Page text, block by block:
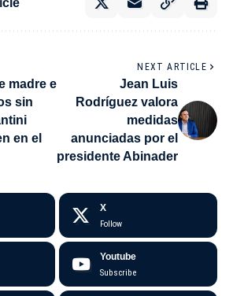
madre e
sin
en el
NEXT ARTICLE
Jean Luis
Rodríguez valora
medidas
anunciadas por el
presidente Abinader
X
Follow
Youtube
Subscribe